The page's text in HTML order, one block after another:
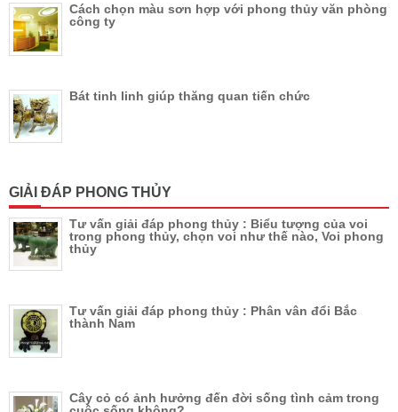
Cách chọn màu sơn hợp với phong thủy văn phòng
công ty
Bát tinh linh giúp thăng quan tiến chức
GIẢI ĐÁP PHONG THỦY
Tư vấn giải đáp phong thủy : Biểu tượng của voi
trong phong thủy, chọn voi như thế nào, Voi phong
thủy
Tư vấn giải đáp phong thủy : Phân vân đổi Bắc
thành Nam
Cây cỏ có ảnh hưởng đến đời sống tình cảm trong